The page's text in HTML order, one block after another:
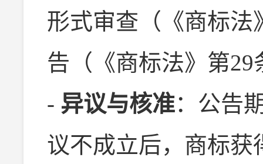
形式审查（《商标法
告（《商标法》第29
- 异议与核准：公告
议不成立后，商标获